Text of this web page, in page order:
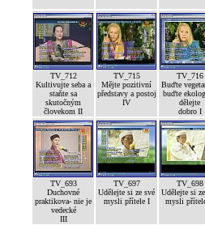
TV_712
Kultivujte seba a
staňte sa
skutočným
človekom II
TV_715
Mějte pozitivní
představy a postoj
IV
TV_716
Buďte
buďte
dělejte
dobro I
TV_693
Duchovné
praktikova- nie je
vedecké
III
TV_697
Udělejte si ze své
mysli přítele I
TV_698
Udělejte si
mysli